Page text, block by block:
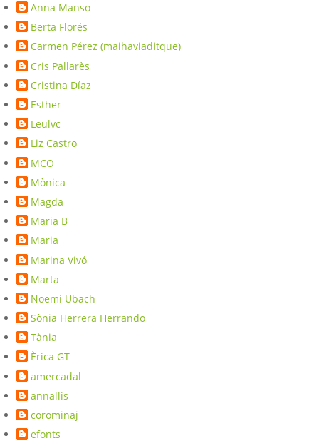
Anna Manso
Berta Florés
Carmen Pérez (maihaviaditque)
Cris Pallarès
Cristina Díaz
Esther
Leulvc
Liz Castro
MCO
Mònica
Magda
Maria B
Maria
Marina Vivó
Marta
Noemí Ubach
Sònia Herrera Herrando
Tània
Èrica GT
amercadal
annallis
corominaj
efonts